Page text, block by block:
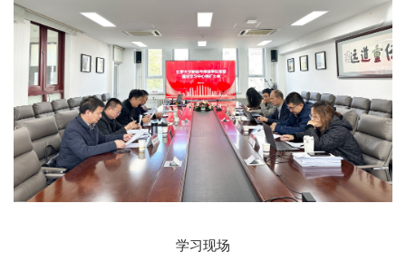
学习现场